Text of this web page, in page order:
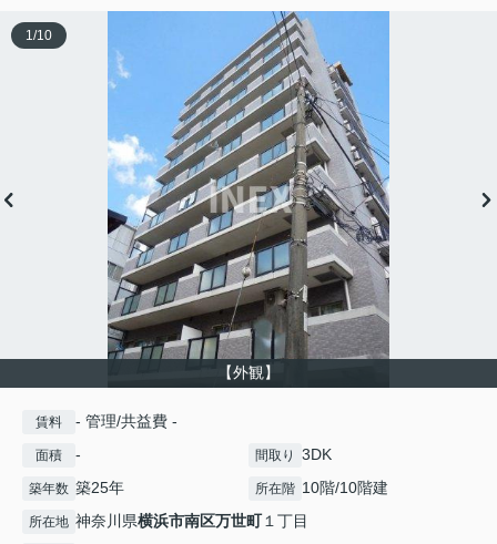
【外観】
1/10
賃料 - 管理/共益費 -
面積 - 間取り 3DK
築年数 築25年 所在階 10階/10階建
所在地 神奈川県横浜市南区万世町１丁目